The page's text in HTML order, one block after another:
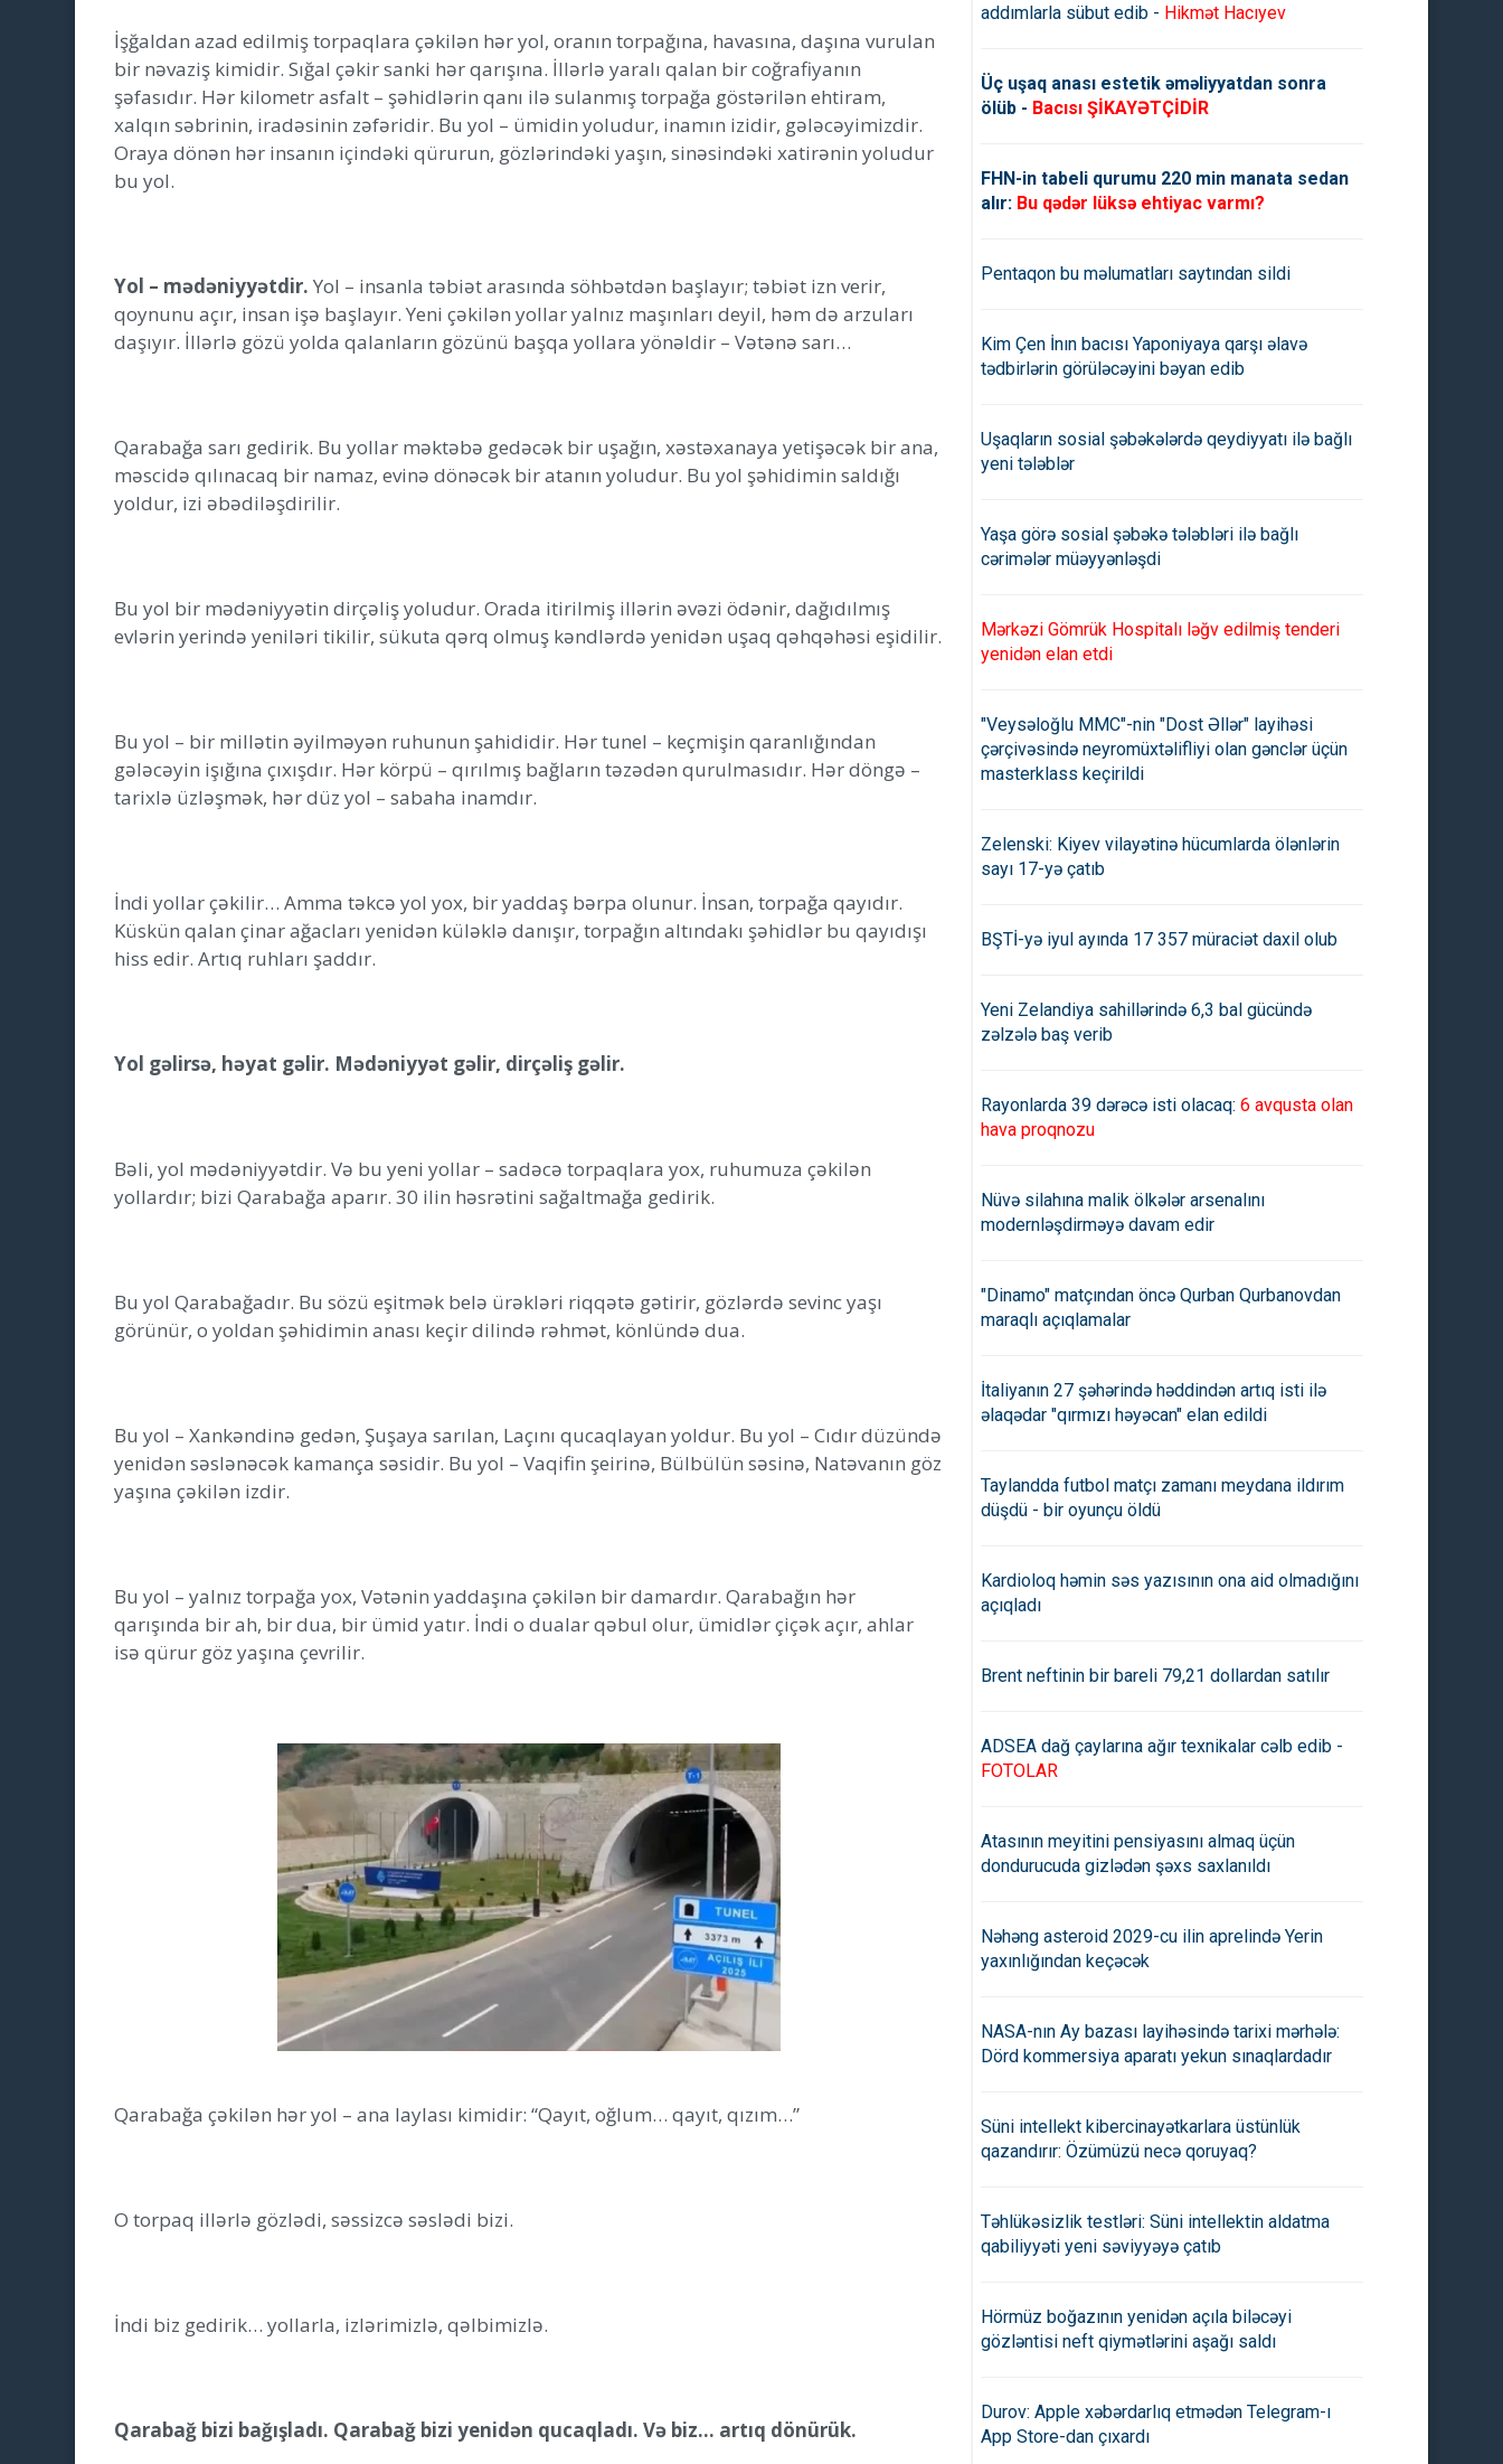
İşğaldan azad edilmiş torpaqlara çəkilən hər yol, oranın torpağına, havasına, daşına vurulan
bir nəvaziş kimidir. Sığal çəkir sanki hər qarışına. İllərlə yaralı qalan bir coğrafiyanın
şəfasıdır. Hər kilometr asfalt – şəhidlərin qanı ilə sulanmış torpağa göstərilən ehtiram,
xalqın səbrinin, iradəsinin zəfəridir. Bu yol – ümidin yoludur, inamın izidir, gələcəyimizdir.
Oraya dönən hər insanın içindəki qürurun, gözlərindəki yaşın, sinəsindəki xatirənin yoludur
bu yol.
Yol – mədəniyyətdir. Yol – insanla təbiət arasında söhbətdən başlayır; təbiət izn verir,
qoynunu açır, insan işə başlayır. Yeni çəkilən yollar yalnız maşınları deyil, həm də arzuları
daşıyır. İllərlə gözü yolda qalanların gözünü başqa yollara yönəldir – Vətənə sarı…
Qarabağa sarı gedirik. Bu yollar məktəbə gedəcək bir uşağın, xəstəxanaya yetişəcək bir ana,
məscidə qılınacaq bir namaz, evinə dönəcək bir atanın yoludur. Bu yol şəhidimin saldığı
yoldur, izi əbədiləşdirilir.
Bu yol bir mədəniyyətin dirçəliş yoludur. Orada itirilmiş illərin əvəzi ödənir, dağıdılmış
evlərin yerində yeniləri tikilir, sükuta qərq olmuş kəndlərdə yenidən uşaq qəhqəhəsi eşidilir.
Bu yol – bir millətin əyilməyən ruhunun şahididir. Hər tunel – keçmişin qaranlığından
gələcəyin işığına çıxışdır. Hər körpü – qırılmış bağların təzədən qurulmasıdır. Hər döngə –
tarixlə üzləşmək, hər düz yol – sabaha inamdır.
İndi yollar çəkilir… Amma təkcə yol yox, bir yaddaş bərpa olunur. İnsan, torpağa qayıdır.
Küskün qalan çinar ağacları yenidən küləklə danışır, torpağın altındakı şəhidlər bu qayıdışı
hiss edir. Artıq ruhları şaddır.
Yol gəlirsə, həyat gəlir. Mədəniyyət gəlir, dirçəliş gəlir.
Bəli, yol mədəniyyətdir. Və bu yeni yollar – sadəcə torpaqlara yox, ruhumuza çəkilən
yollardır; bizi Qarabağa aparır. 30 ilin həsrətini sağaltmağa gedirik.
Bu yol Qarabağadır. Bu sözü eşitmək belə ürəkləri riqqətə gətirir, gözlərdə sevinc yaşı
görünür, o yoldan şəhidimin anası keçir dilində rəhmət, könlündə dua.
Bu yol – Xankəndinə gedən, Şuşaya sarılan, Laçını qucaqlayan yoldur. Bu yol – Cıdır düzündə
yenidən səslənəcək kamança səsidir. Bu yol – Vaqifin şeirinə, Bülbülün səsinə, Natəvanın göz
yaşına çəkilən izdir.
Bu yol – yalnız torpağa yox, Vətənin yaddaşına çəkilən bir damardır. Qarabağın hər
qarışında bir ah, bir dua, bir ümid yatır. İndi o dualar qəbul olur, ümidlər çiçək açır, ahlar
isə qürur göz yaşına çevrilir.
Qarabağa çəkilən hər yol – ana laylası kimidir: “Qayıt, oğlum… qayıt, qızım…”
O torpaq illərlə gözlədi, səssizcə səslədi bizi.
İndi biz gedirik… yollarla, izlərimizlə, qəlbimizlə.
Qarabağ bizi bağışladı. Qarabağ bizi yenidən qucaqladı. Və biz… artıq dönürük.
addımlarla sübut edib - Hikmət Hacıyev
Üç uşaq anası estetik əməliyyatdan sonra
ölüb - Bacısı ŞİKAYƏTÇİDİR
FHN-in tabeli qurumu 220 min manata sedan
alır: Bu qədər lüksə ehtiyac varmı?
Pentaqon bu məlumatları saytından sildi
Kim Çen İnın bacısı Yaponiyaya qarşı əlavə
tədbirlərin görüləcəyini bəyan edib
Uşaqların sosial şəbəkələrdə qeydiyyatı ilə bağlı
yeni tələblər
Yaşa görə sosial şəbəkə tələbləri ilə bağlı
cərimələr müəyyənləşdi
Mərkəzi Gömrük Hospitalı ləğv edilmiş tenderi
yenidən elan etdi
"Veysəloğlu MMC"-nin "Dost Əllər" layihəsi
çərçivəsində neyromüxtəlifliyi olan gənclər üçün
masterklass keçirildi
Zelenski: Kiyev vilayətinə hücumlarda ölənlərin
sayı 17-yə çatıb
BŞTİ-yə iyul ayında 17 357 müraciət daxil olub
Yeni Zelandiya sahillərində 6,3 bal gücündə
zəlzələ baş verib
Rayonlarda 39 dərəcə isti olacaq: 6 avqusta olan
hava proqnozu
Nüvə silahına malik ölkələr arsenalını
modernləşdirməyə davam edir
"Dinamo" matçından öncə Qurban Qurbanovdan
maraqlı açıqlamalar
İtaliyanın 27 şəhərində həddindən artıq isti ilə
əlaqədar "qırmızı həyəcan" elan edildi
Taylandda futbol matçı zamanı meydana ildırım
düşdü - bir oyunçu öldü
Kardioloq həmin səs yazısının ona aid olmadığını
açıqladı
Brent neftinin bir bareli 79,21 dollardan satılır
ADSEA dağ çaylarına ağır texnikalar cəlb edib -
FOTOLAR
Atasının meyitini pensiyasını almaq üçün
dondurucuda gizlədən şəxs saxlanıldı
Nəhəng asteroid 2029-cu ilin aprelində Yerin
yaxınlığından keçəcək
NASA-nın Ay bazası layihəsində tarixi mərhələ:
Dörd kommersiya aparatı yekun sınaqlardadır
Süni intellekt kibercinayətkarlara üstünlük
qazandırır: Özümüzü necə qoruyaq?
Təhlükəsizlik testləri: Süni intellektin aldatma
qabiliyyəti yeni səviyyəyə çatıb
Hörmüz boğazının yenidən açıla biləcəyi
gözləntisi neft qiymətlərini aşağı saldı
Durov: Apple xəbərdarlıq etmədən Telegram-ı
App Store-dan çıxardı